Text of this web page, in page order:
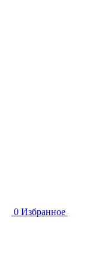
0 Избранное